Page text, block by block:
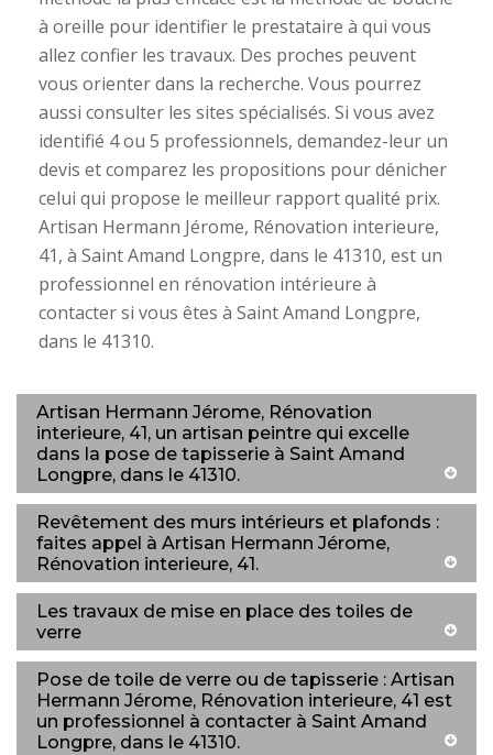
à oreille pour identifier le prestataire à qui vous
allez confier les travaux. Des proches peuvent
vous orienter dans la recherche. Vous pourrez
aussi consulter les sites spécialisés. Si vous avez
identifié 4 ou 5 professionnels, demandez-leur un
devis et comparez les propositions pour dénicher
celui qui propose le meilleur rapport qualité prix.
Artisan Hermann Jérome, Rénovation interieure,
41, à Saint Amand Longpre, dans le 41310, est un
professionnel en rénovation intérieure à
contacter si vous êtes à Saint Amand Longpre,
dans le 41310.
Artisan Hermann Jérome, Rénovation
interieure, 41, un artisan peintre qui excelle
dans la pose de tapisserie à Saint Amand
Longpre, dans le 41310.
Revêtement des murs intérieurs et plafonds :
faites appel à Artisan Hermann Jérome,
Rénovation interieure, 41.
Les travaux de mise en place des toiles de
verre
Pose de toile de verre ou de tapisserie : Artisan
Hermann Jérome, Rénovation interieure, 41 est
un professionnel à contacter à Saint Amand
Longpre, dans le 41310.